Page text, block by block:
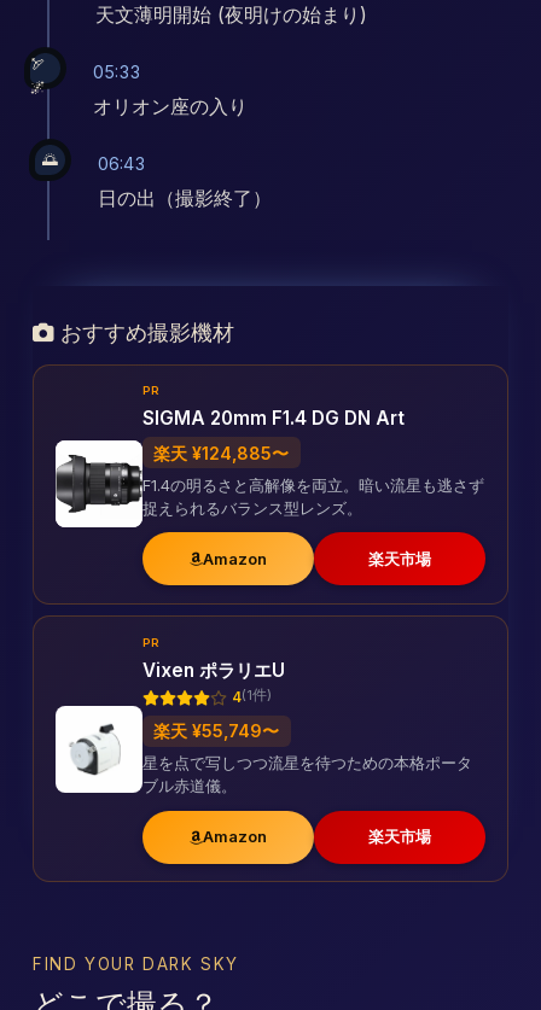
天文薄明開始 (夜明けの始まり)
🏹
🌌
05:33
オリオン座の入り
🌅 06:43
日の出（撮影終了）
おすすめ撮影機材
PR
SIGMA 20mm F1.4 DG DN Art
楽天 ¥124,885〜
F1.4の明るさと高解像を両立。暗い流星も逃さず
捉えられるバランス型レンズ。
Amazon 楽天市場
PR
Vixen ポラリエU
4(1件)
楽天 ¥55,749〜
星を点で写しつつ流星を待つための本格ポータ
ブル赤道儀。
Amazon 楽天市場
FIND YOUR DARK SKY